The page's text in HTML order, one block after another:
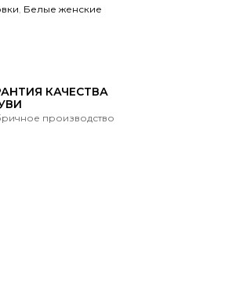
, Белые женские
КАЧЕСТВА
производство